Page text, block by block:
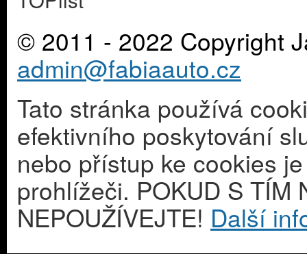
© 2011 - 2022 Copyright
admin@fabiaauto.cz
Tato stránka používá
efektivního poskytování
nebo přístup ke cookies
prohlížeči. POKUD S TÍM
NEPOUŽÍVEJTE! Další